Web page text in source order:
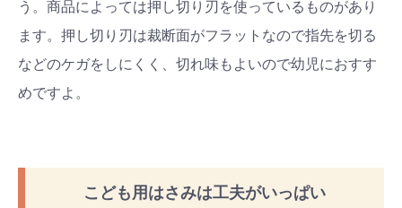
う。商品によっては押し切り刃を使っているものがあり
ます。押し切り刃は裁断面がフラットなので指先を切る
などのケガをしにくく、切れ味もよいので幼児におすす
めですよ。
こども用はさみは工夫がいっぱい